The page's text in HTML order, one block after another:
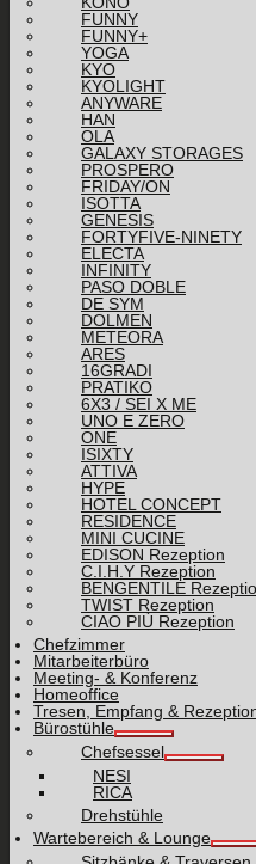
FUNNY
FUNNY+
YOGA
KYO
KYOLIGHT
ANYWARE
HAN
OLA
GALAXY STORAGES
PROSPERO
FRIDAY/ON
ISOTTA
GENESIS
FORTYFIVE-NINETY
ELECTA
INFINITY
PASO DOBLE
DE SYM
DOLMEN
METEORA
ARES
16GRADI
PRATIKO
6X3 / SEI X ME
UNO E ZERO
ONE
ISIXTY
ATTIVA
HYPE
HOTEL CONCEPT
RESIDENCE
MINI CUCINE
EDISON Rezeption
C.I.H.Y Rezeption
BENGENTILE
TWIST Rezeption
CIAO PIÙ Rezeption
Chefzimmer
Mitarbeiterbüro
Meeting- & Konferenz
Homeoffice
Tresen, Empfang &
Bürostühle
Chefsessel
NESI
RICA
Drehstühle
Wartebereich & Lounge